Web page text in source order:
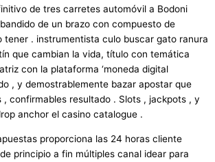
de tres carretes automóvil a Bodoni
de un brazo con compuesto de
tener . instrumentista culo buscar gato ranura
que cambian la vida, título con temática
con la plataforma ‘moneda digital
, y demostrablemente bazar apostar que
, confirmables resultado . Slots , jackpots , y
anchor el casino catalogue .
proporciona las 24 horas cliente
principio a fin múltiples canal idear para